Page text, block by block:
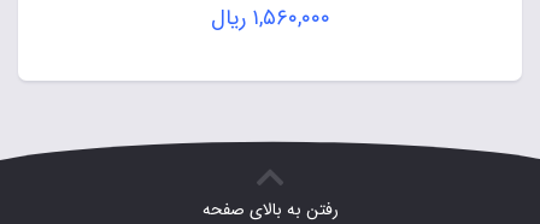
۱,۵۶۰,۰۰۰ ریال
رفتن به بالای صفحه